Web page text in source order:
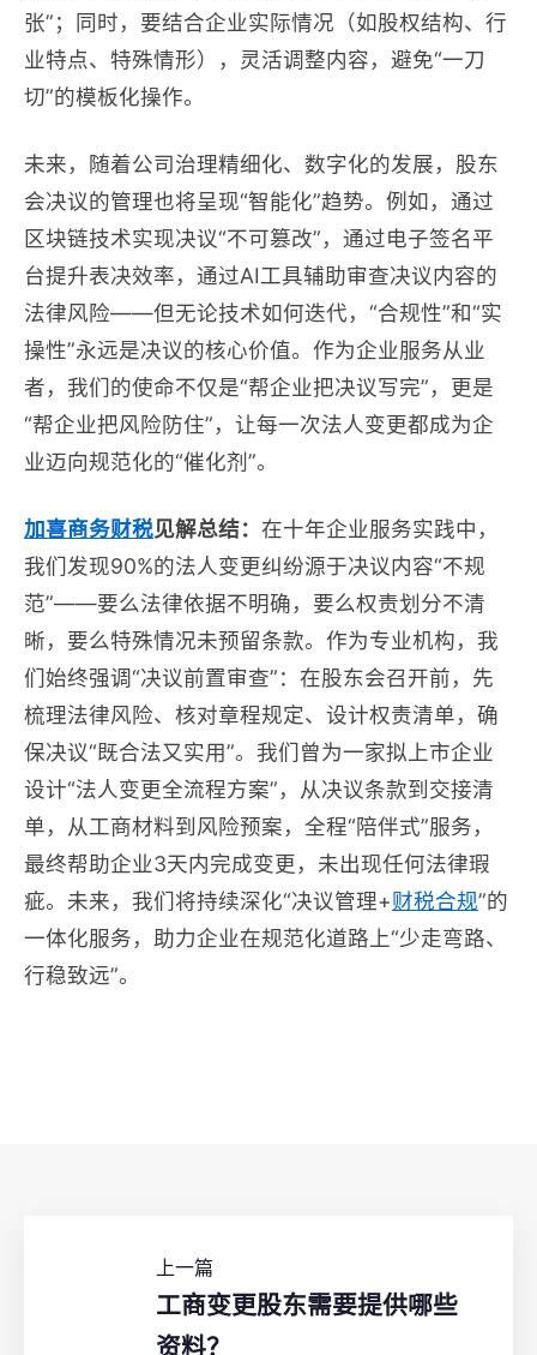
张”；同时，要结合企业实际情况（如股权结构、行
业特点、特殊情形），灵活调整内容，避免“一刀
切”的模板化操作。
未来，随着公司治理精细化、数字化的发展，股东
会决议的管理也将呈现“智能化”趋势。例如，通过
区块链技术实现决议“不可篡改”，通过电子签名平
台提升表决效率，通过AI工具辅助审查决议内容的
法律风险——但无论技术如何迭代，“合规性”和“实
操性”永远是决议的核心价值。作为企业服务从业
者，我们的使命不仅是“帮企业把决议写完”，更是
“帮企业把风险防住”，让每一次法人变更都成为企
业迈向规范化的“催化剂”。
加喜商务财税见解总结： 在十年企业服务实践中，
我们发现90%的法人变更纠纷源于决议内容“不规
范”——要么法律依据不明确，要么权责划分不清
晰，要么特殊情况未预留条款。作为专业机构，我
们始终强调“决议前置审查”：在股东会召开前，先
梳理法律风险、核对章程规定、设计权责清单，确
保决议“既合法又实用”。我们曾为一家拟上市企业
设计“法人变更全流程方案”，从决议条款到交接清
单，从工商材料到风险预案，全程“陪伴式”服务，
最终帮助企业3天内完成变更，未出现任何法律瑕
疵。未来，我们将持续深化“决议管理+财税合规”的
一体化服务，助力企业在规范化道路上“少走弯路、
行稳致远”。
上一篇
工商变更股东需要提供哪些
资料？